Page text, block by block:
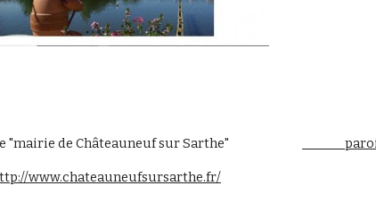
"mairie de Châteauneuf sur Sarthe"
www.chateauneufsursarthe.fr/